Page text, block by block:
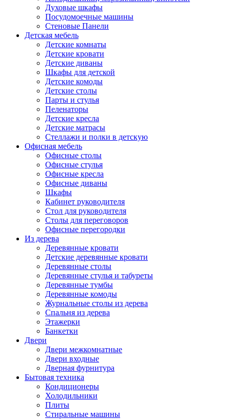
Духовые шкафы
Посудомоечные машины
Стеновые Панели
Детская мебель
Детские комнаты
Детские кровати
Детские диваны
Шкафы для детской
Детские комоды
Детские столы
Парты и стулья
Пеленаторы
Детские кресла
Детские матрасы
Стеллажи и полки в детскую
Офисная мебель
Офисные столы
Офисные стулья
Офисные кресла
Офисные диваны
Шкафы
Кабинет руководителя
Стол для руководителя
Столы для переговоров
Офисные перегородки
Из дерева
Деревянные кровати
Детские деревянные кровати
Деревянные столы
Деревянные стулья и табуреты
Деревянные тумбы
Деревянные комоды
Журнальные столы из дерева
Спальня из дерева
Этажерки
Банкетки
Двери
Двери межкомнатные
Двери входные
Дверная фурнитура
Бытовая техника
Кондиционеры
Холодильники
Плиты
Стиральные машины